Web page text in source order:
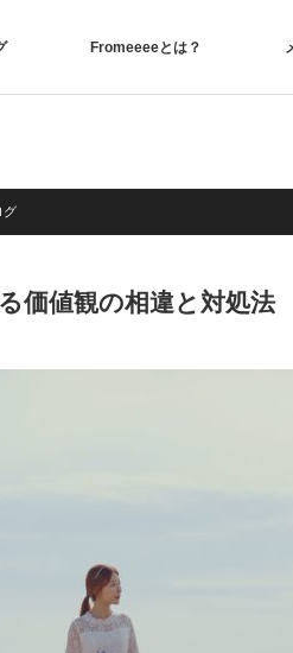
Fromeeeeとは？
グ
価値観の相違と対処法